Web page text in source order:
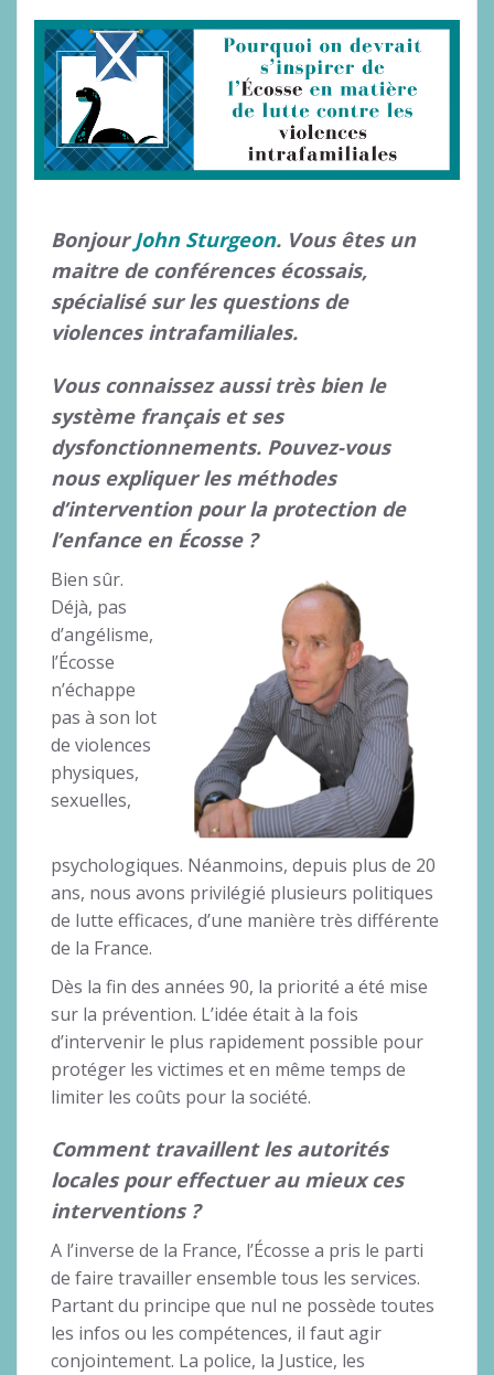
Bonjour John Sturgeon. Vous êtes un
maitre de conférences écossais,
spécialisé sur les questions de
violences intrafamiliales.
Vous connaissez aussi très bien le
système français et ses
dysfonctionnements. Pouvez-vous
nous expliquer les méthodes
d’intervention pour la protection de
l’enfance en Écosse ?
Bien sûr.
Déjà, pas
d’angélisme,
l’Écosse
n’échappe
pas à son lot
de violences
physiques,
sexuelles,
psychologiques. Néanmoins, depuis plus de 20
ans, nous avons privilégié plusieurs politiques
de lutte efficaces, d’une manière très différente
de la France.
Dès la fin des années 90, la priorité a été mise
sur la prévention. L’idée était à la fois
d’intervenir le plus rapidement possible pour
protéger les victimes et en même temps de
limiter les coûts pour la société.
Comment travaillent les autorités
locales pour effectuer au mieux ces
interventions ?
A l’inverse de la France, l’Écosse a pris le parti
de faire travailler ensemble tous les services.
Partant du principe que nul ne possède toutes
les infos ou les compétences, il faut agir
conjointement. La police, la Justice, les